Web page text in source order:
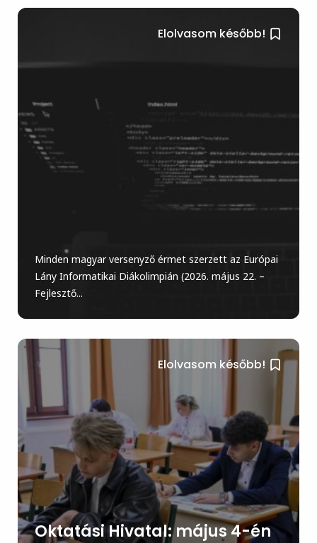
Elolvasom később!
Minden magyar versenyző érmet szerzett az Európai
Lány Informatikai Diákolimpián (2026. május 22. –
Fejlesztő...
Elolvasom később!
Oktatási Hivatal: május 4-én